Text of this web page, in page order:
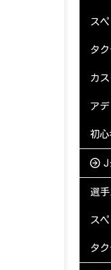
ス
タ
カ
ア
初
J
選
ス
タ